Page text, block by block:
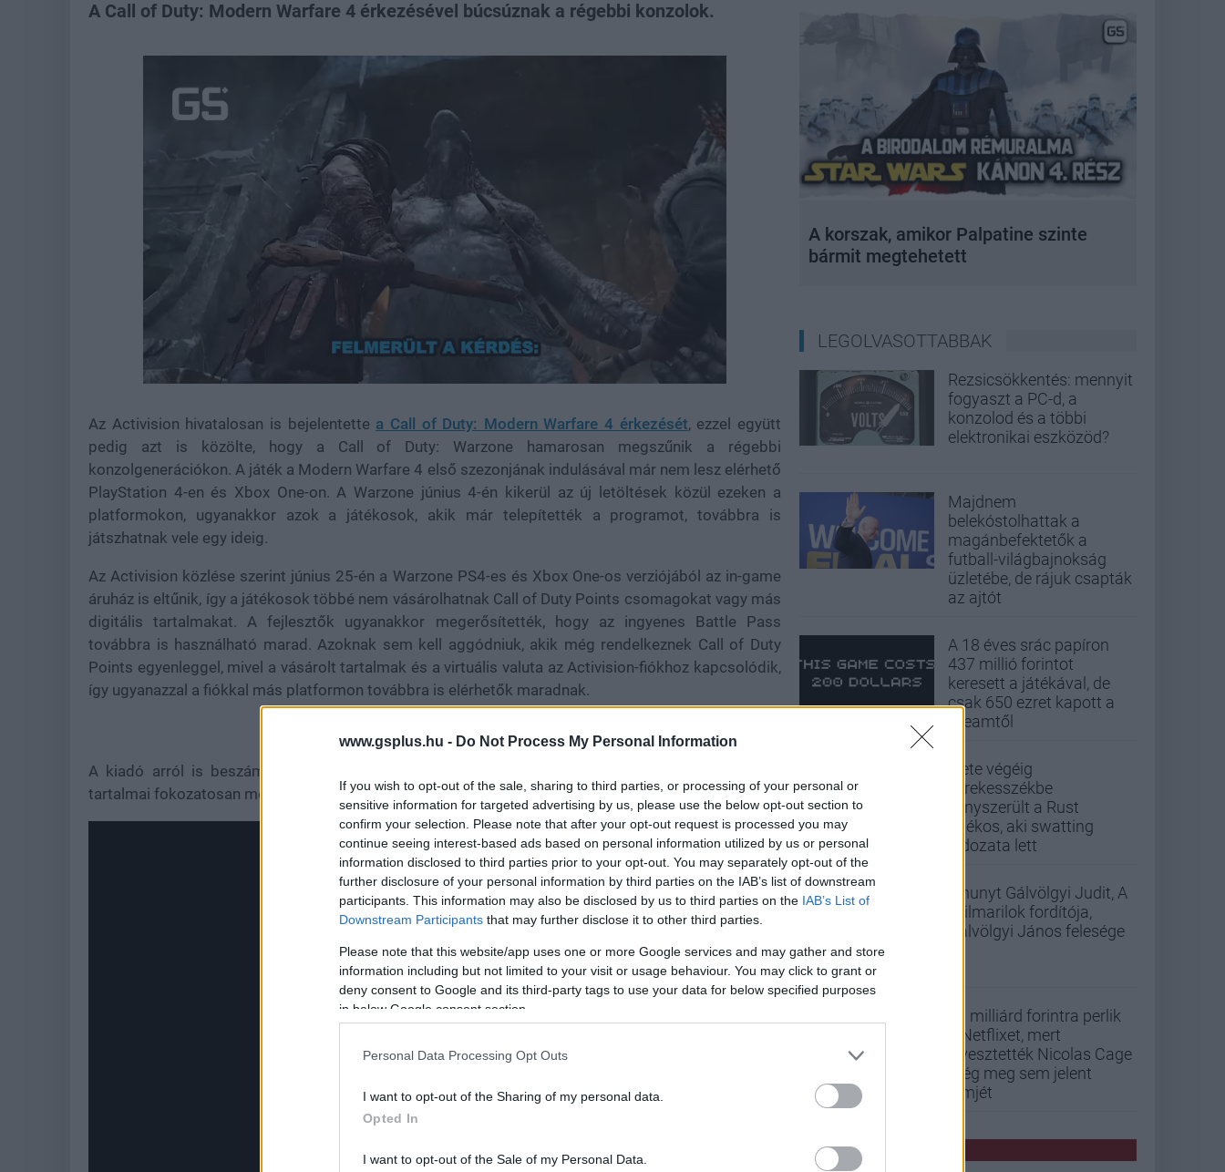
www.gsplus.hu - Do Not Process My Personal Information
If you wish to opt-out of the sale, sharing to third parties, or processing of your personal or
sensitive information for targeted advertising by us, please use the below opt-out section to
confirm your selection. Please note that after your opt-out request is processed you may
continue seeing interest-based ads based on personal information utilized by us or personal
information disclosed to third parties prior to your opt-out. You may separately opt-out of the
further disclosure of your personal information by third parties on the IAB’s list of downstream
participants. This information may also be disclosed by us to third parties on the IAB’s List of
Downstream Participants that may further disclose it to other third parties.
Please note that this website/app uses one or more Google services and may gather and store
information including but not limited to your visit or usage behaviour. You may click to grant or
deny consent to Google and its third-party tags to use your data for below specified purposes
in below Google consent section.
Personal Data Processing Opt Outs
I want to opt-out of the Sharing of my personal data.
Opted In
I want to opt-out of the Sale of my Personal Data.
A Call of Duty: Modern Warfare 4 érkezésével búcsúznak a régebbi konzolok.
Unmute
22.18%
Az Activision hivatalosan is bejelentette a Call of Duty: Modern Warfare 4 érkezését, ezzel együtt
pedig azt is közölte, hogy a Call of Duty: Warzone hamarosan megszűnik a régebbi
konzolgenerációkon. A játék a Modern Warfare 4 első szezonjának indulásával már nem lesz elérhető
PlayStation 4-en és Xbox One-on. A Warzone június 4-én kikerül az új letöltések közül ezeken a
platformokon, ugyanakkor azok a játékosok, akik már telepítették a programot, továbbra is
játszhatnak vele egy ideig.
Az Activision közlése szerint június 25-én a Warzone PS4-es és Xbox One-os verziójából az in-game
áruház is eltűnik, így a játékosok többé nem vásárolhatnak Call of Duty Points csomagokat vagy más
digitális tartalmakat. A fejlesztők ugyanakkor megerősítették, hogy az ingyenes Battle Pass
továbbra is használható marad. Azoknak sem kell aggódniuk, akik még rendelkeznek Call of Duty
Points egyenleggel, mivel a vásárolt tartalmak és a virtuális valuta az Activision-fiókhoz kapcsolódik,
így ugyanazzal a fiókkal más platformon továbbra is elérhetők maradnak.
A kiadó arról is beszámolt, hogy a Modern Warfare 4 első szezonjának indulásával az új játék
tartalmai fokozatosan megjelennek majd a Warzone-ban is.
A korszak, amikor Palpatine szinte
bármit megtehetett
LEGOLVASOTTABBAK
Rezsicsökkentés: mennyit
fogyaszt a PC-d, a
konzolod és a többi
elektronikai eszközöd?
Majdnem
belekóstolhattak a
magánbefektetők a
futball-világbajnokság
üzletébe, de rájuk csapták
az ajtót
A 18 éves srác papíron
437 millió forintot
keresett a játékával, de
csak 650 ezret kapott a
Steamtől
Élete végéig
kerekesszékbe
kényszerült a Rust
játékos, aki swatting
áldozata lett
Elhunyt Gálvölgyi Judit, A
szilmarilok fordítója,
Gálvölgyi János felesége
33 milliárd forintra perlik
a Netflixet, mert
elvesztették Nicolas Cage
még meg sem jelent
filmjét
PCW HÍREK